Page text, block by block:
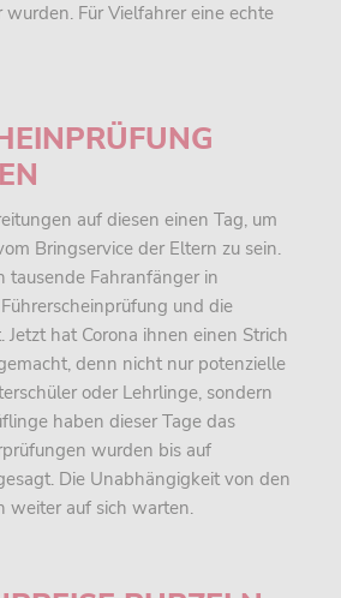
Für Vielfahrer eine echte
auf diesen einen Tag, um
Bringservice der Eltern zu sein.
tausende Fahranfänger in
und die
Jetzt hat Corona ihnen einen Strich
denn nicht nur potenzielle
oder Lehrlinge, sondern
haben dieser Tage das
wurden bis auf
Die Unabhängigkeit von den
weiter auf sich warten.